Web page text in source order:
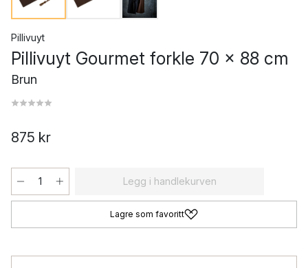
Pillivuyt
Pillivuyt Gourmet forkle 70 x 88 cm
Brun
875 kr
Legg i handlekurven
Lagre som favoritt